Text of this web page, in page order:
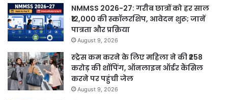
NMMSS 2026-27: गरीब छात्रों को हर साल
₹12,000 की स्कॉलरशिप, आवेदन शुरू; जानें
पात्रता और प्रक्रिया
August 9, 2026
स्ट्रेस कम करने के लिए महिला ने की ₹258
करोड़ की शॉपिंग, ऑनलाइन ऑर्डर कैंसिल
करने पर पहुंची जेल
August 9, 2026